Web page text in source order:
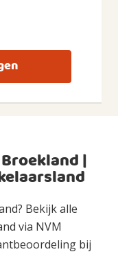
Broekland |
Bekijk alle
via NVM
bij